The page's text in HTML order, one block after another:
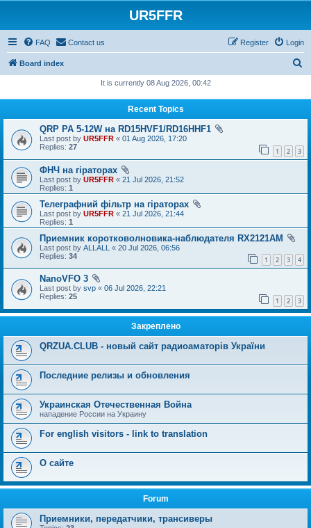
UR5FFR
FAQ Contact us Login
Register
Board index
h
It is currently 08 Aug 2026, 00:42
Recent Topics
QRP PA 5-12W на RD15HVF1/RD16HHF1
Last post by UR5FFR « 01 Aug 2026, 17:20
Replies: 27 1 2 3
ФНЧ на гіраторах
Last post by UR5FFR « 21 Jul 2026, 21:52
Replies: 1
Телеграфний фільтр на гіраторах
Last post by UR5FFR « 21 Jul 2026, 21:44
Replies: 1
Приемник коротковолновика-наблюдателя RX2121AM
Last post by ALLALL « 20 Jul 2026, 06:56
Replies: 34 1 2 3 4
NanoVFO 3
Last post by svp « 06 Jul 2026, 22:21
Replies: 25 1 2 3
Закреплено
QRZUA.CLUB - новый сайт радиоаматорів України
Последние релизы и обновления
Украинская Отечественная Война
нападение России на Украину
For english visitors - link to translation
О сайте
Forum
Приемники, передатчики, трансиверы